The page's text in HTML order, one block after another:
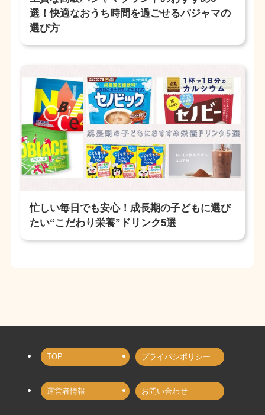
選！快適なおうち時間を過ごせるパジャマの
選び方
忙しい毎日でも安心！成長期の子どもに選び
たい“こだわり栄養”ドリンク5選
TOP プライバシポリシー
運営者情報 お問い合わせ